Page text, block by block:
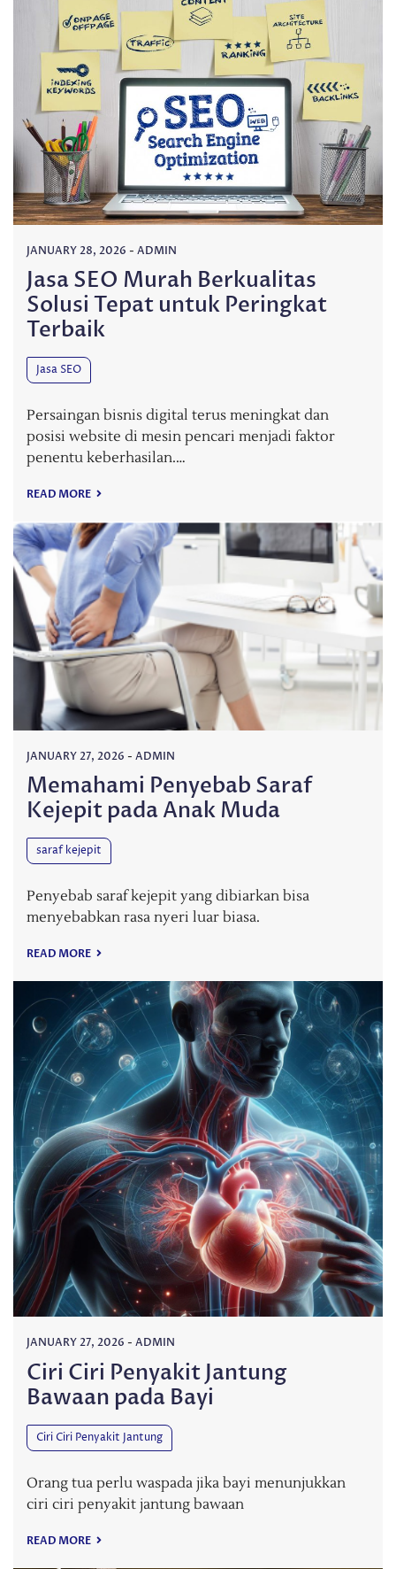
JANUARY 28, 2026 - ADMIN
Jasa SEO Murah Berkualitas
Solusi Tepat untuk Peringkat
Terbaik
Jasa SEO
Persaingan bisnis digital terus meningkat dan
posisi website di mesin pencari menjadi faktor
penentu keberhasilan.…
READ MORE
JANUARY 27, 2026 - ADMIN
Memahami Penyebab Saraf
Kejepit pada Anak Muda
saraf kejepit
Penyebab saraf kejepit yang dibiarkan bisa
menyebabkan rasa nyeri luar biasa.
READ MORE
JANUARY 27, 2026 - ADMIN
Ciri Ciri Penyakit Jantung
Bawaan pada Bayi
Ciri Ciri Penyakit Jantung
Orang tua perlu waspada jika bayi menunjukkan
ciri ciri penyakit jantung bawaan
READ MORE